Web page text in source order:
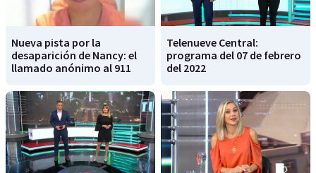
Nueva pista por la
desaparición de Nancy: el
llamado anónimo al 911
Telenueve Central:
programa del 07 de febrero
del 2022